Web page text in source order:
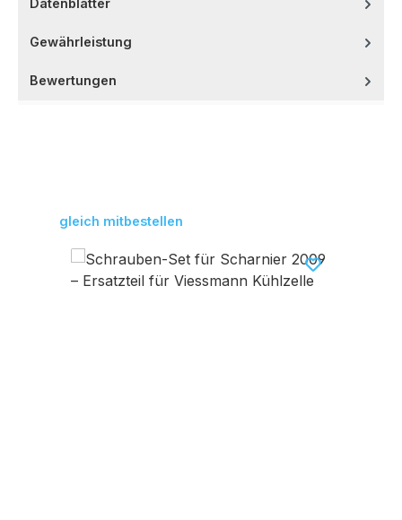
Datenblätter
Gewährleistung
Bewertungen
Produktgalerie überspringen
gleich mitbestellen